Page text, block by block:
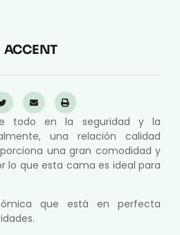
todo en la seguridad y la
una relación calidad
una gran comodidad y
lo que esta cama es ideal para
que está en perfecta